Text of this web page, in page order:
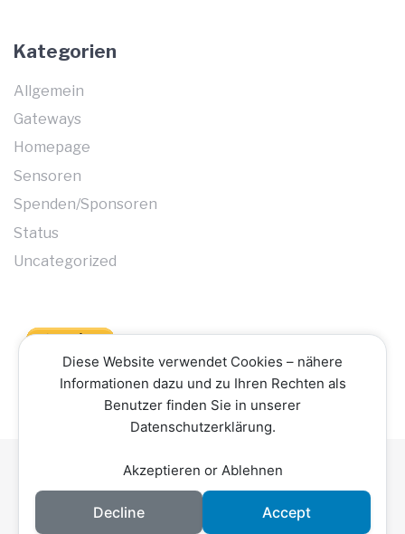
Kategorien
Allgemein
Gateways
Homepage
Sensoren
Spenden/Sponsoren
Status
Uncategorized
Datenschutzerklärung Impressum
Copyright © 2026 Hochschwarzwald Smart Net -
TheThingsNetwork. Hostet by
Sponsor Universe
Diese Website verwendet Cookies – nähere
Informationen dazu und zu Ihren Rechten als
Benutzer finden Sie in unserer
Datenschutzerklärung.
Akzeptieren or Ablehnen
Decline Accept